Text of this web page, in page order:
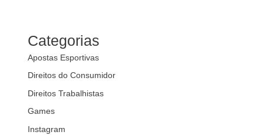
Categorias
Apostas Esportivas
Direitos do Consumidor
Direitos Trabalhistas
Games
Instagram